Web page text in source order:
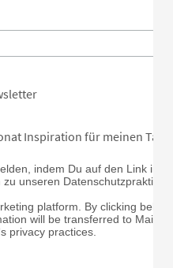
Inspiration für meinen
indem Du auf den Link in
unseren
platform. By clicking
will be transferred to
privacy practices.